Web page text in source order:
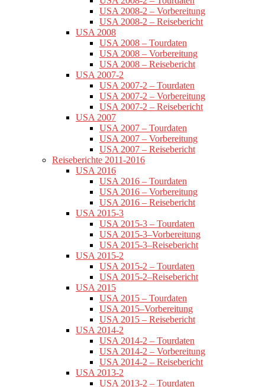
USA 2008-2 – Vorbereitung
USA 2008-2 – Reisebericht
USA 2008
USA 2008 – Tourdaten
USA 2008 – Vorbereitung
USA 2008 – Reisebericht
USA 2007-2
USA 2007-2 – Tourdaten
USA 2007-2 – Vorbereitung
USA 2007-2 – Reisebericht
USA 2007
USA 2007 – Tourdaten
USA 2007 – Vorbereitung
USA 2007 – Reisebericht
Reiseberichte 2011-2016
USA 2016
USA 2016 – Tourdaten
USA 2016 – Vorbereitung
USA 2016 – Reisebericht
USA 2015-3
USA 2015-3 – Tourdaten
USA 2015-3–Vorbereitung
USA 2015-3–Reisebericht
USA 2015-2
USA 2015-2 – Tourdaten
USA 2015-2–Reisebericht
USA 2015
USA 2015 – Tourdaten
USA 2015–Vorbereitung
USA 2015 – Reisebericht
USA 2014-2
USA 2014-2 – Tourdaten
USA 2014-2 – Vorbereitung
USA 2014-2 – Reisebericht
USA 2013-2
USA 2013-2 – Tourdaten